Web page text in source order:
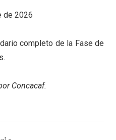
de 2026
completo de la Fase de
Concacaf.